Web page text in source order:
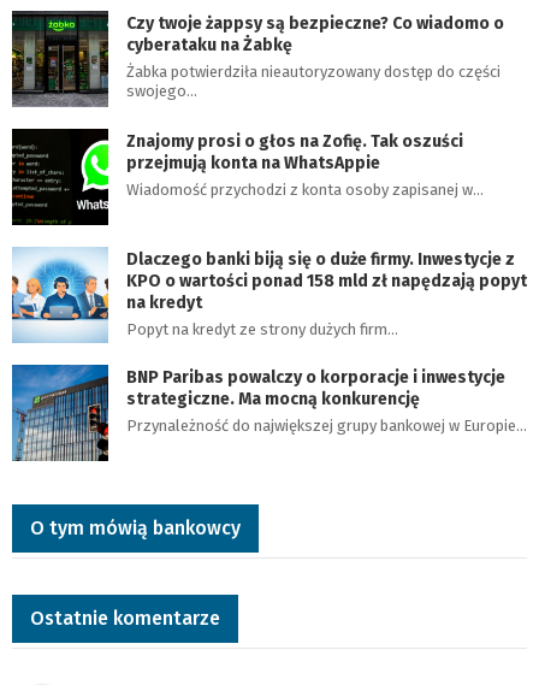
Czy twoje żappsy są bezpieczne? Co wiadomo o
cyberataku na Żabkę
Żabka potwierdziła nieautoryzowany dostęp do części
swojego…
Znajomy prosi o głos na Zofię. Tak oszuści
przejmują konta na WhatsAppie
Wiadomość przychodzi z konta osoby zapisanej w…
Dlaczego banki biją się o duże firmy. Inwestycje z
KPO o wartości ponad 158 mld zł napędzają popyt
na kredyt
Popyt na kredyt ze strony dużych firm…
BNP Paribas powalczy o korporacje i inwestycje
strategiczne. Ma mocną konkurencję
Przynależność do największej grupy bankowej w Europie…
O tym mówią bankowcy
Ostatnie komentarze